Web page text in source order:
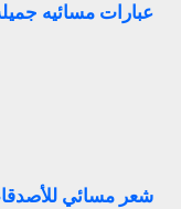
عبارات مسائيه
شعر مسائي